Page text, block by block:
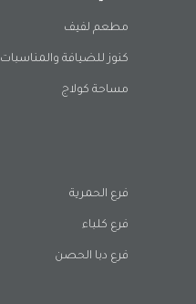
مطعم لفيف
كنوز للضيافة والمناسبات
مساحة كولاج
فرع الحمرية
فرع كلباء
فرع دبا الحصن